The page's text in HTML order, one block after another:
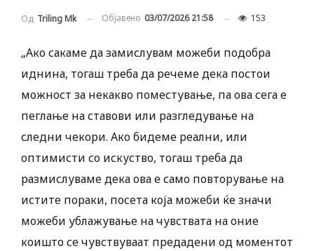
Од Triling Mk Објавено 03/07/2026 21:58 153
„Ако сакаме да замислувам можеби подобра
иднина, тогаш треба да речеме дека постои
можност за некакво поместување, па ова сега е
пеглање на ставови или разгледување на
следни чекори. Ако бидеме реални, или
оптимисти со искуство, тогаш треба да
размислуваме дека ова е само повторување на
истите пораки, посета која можеби ќе значи
можеби ублажување на чувствата на оние
коишто се чувствуваат предадени од моментот